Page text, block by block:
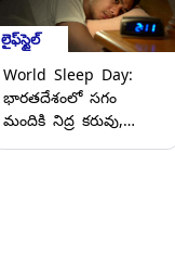
లైఫ్‌స్టైల్
World Sleep Day:
భారతదేశంలో సగం
మందికి నిద్ర కరువు,